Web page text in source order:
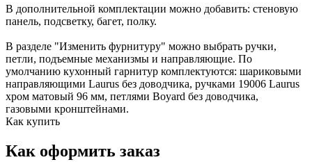
В дополнительной комплектации можно добавить: стеновую
панель, подсветку, багет, полку.
В разделе "Изменить фурнитуру" можно выбрать ручки,
петли, подъемные механизмы и направляющие. По
умолчанию кухонный гарнитур комплектуются: шариковыми
направляющими Laurus без доводчика, ручками 19006 Laurus
хром матовый 96 мм, петлями Boyard без доводчика,
газовыми кронштейнами.
Как купить
Как оформить заказ